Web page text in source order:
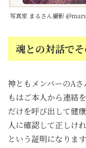
写真家 まるさん撮影
魂との対話で
神ともメンバーのA
もはご本人から連絡
だけを呼び出して健
人に確認して正しけ
という証明になります